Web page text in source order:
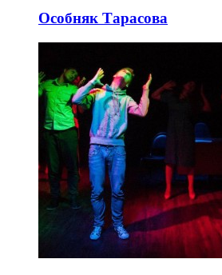
Особняк Тарасова